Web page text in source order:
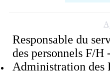
Responsable du
des personnels F/H
Administration des